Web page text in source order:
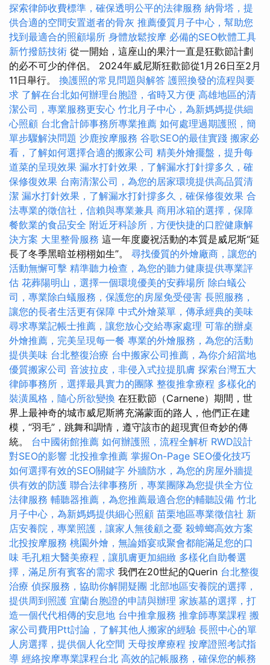
探索律師收費標準，確保透明公平的法律服務 納骨塔，提
供合適的空間安置逝者的骨灰 推薦優質月子中心，幫助您
找到最適合的照顧場所 身體放鬆按摩 必備的SEO軟體工具
新竹撥筋技術 從一開始，這座山的果汁一直是狂歡節計劃
的必不可少的伴侶。 2024年威尼斯狂歡節從1月26日至2月
11日舉行。 換護照的常見問題與解答 護照換發的流程與要
求 了解在台北如何辦理台胞證，省時又方便 高雄地區的清
潔公司，專業服務更安心 竹北月子中心，為新媽媽提供細
心照顧 台北會計師事務所專業推薦 如何處理過期護照，簡
單步驟解決問題 沙鹿按摩服務 谷歌SEO的最佳實踐 搬家必
看，了解如何選擇合適的搬家公司 精美外燴擺盤，提升每
道菜的呈現效果 漏水打針效果，了解漏水打針撐多久，確
保修復效果 台南清潔公司，為您的居家環境提供高品質清
潔 漏水打針效果，了解漏水打針撐多久，確保修復效果 合
法專業的徵信社，信賴與專業兼具 商用冰箱的選擇，保障
餐飲業的食品安全 附近牙科診所，方便快捷的口腔健康解
決方案 大里整骨服務 這一年度慶祝活動的本質是威尼斯“延
長了冬季黑暗並栩栩如生”。 尋找優質的外燴廠商，讓您的
活動無懈可擊 精準聽力檢查，為您的聽力健康提供專業評
估 花葬陽明山，選擇一個環境優美的安葬場所 除白蟻公
司，專業除白蟻服務，保護您的房屋免受侵害 長照服務，
讓您的長者生活更有保障 中式外燴菜單，傳承經典的美味
尋求專業記帳士推薦，讓您放心交給專家處理 可靠的辦桌
外燴推薦，完美呈現每一餐 專業的外燴服務，為您的活動
提供美味 台北整復治療 台中搬家公司推薦，為你介紹當地
優質搬家公司 音波拉皮，非侵入式拉提肌膚 探索台灣五大
律師事務所，選擇最具實力的團隊 整復推拿療程 多樣化的
裝潢風格，隨心所欲變換 在狂歡節（Carnene）期間，世
界上最神奇的城市威尼斯將充滿蒙面的路人，他們正在建
模，“羽毛”，跳舞和調情，遵守該市的超現實但奇妙的傳
統。 台中國術館推薦 如何辦護照，流程全解析 RWD設計
對SEO的影響 北投推拿推薦 掌握On-Page SEO優化技巧
如何選擇有效的SEO關鍵字 外牆防水，為您的房屋外牆提
供有效的防護 聯合法律事務所，專業團隊為您提供全方位
法律服務 輔聽器推薦，為您推薦最適合您的輔聽設備 竹北
月子中心，為新媽媽提供細心照顧 苗栗地區專業徵信社 新
店安養院，專業照護，讓家人無後顧之憂 殺蟑螂高效方案
北投按摩服務 桃園外燴，無論婚宴或聚會都能滿足您的口
味 毛孔粗大醫美療程，讓肌膚更加細緻 多樣化自助餐選
擇，滿足所有賓客的需求 我們在20世紀的Querin 台北整復
治療 偵探服務，協助你解開疑團 北部地區安養院的選擇，
提供周到照護 宜蘭台胞證的申請與辦理 家族墓的選擇，打
造一個代代相傳的安息地 台中推拿服務 推拿師專業課程 搬
家公司費用Ptt討論，了解其他人搬家的經驗 長照中心的單
人房選擇，提供個人化空間 天母按摩療程 按摩證照考試指
導 經絡按摩專業課程台北 高效的記帳服務，確保您的帳務